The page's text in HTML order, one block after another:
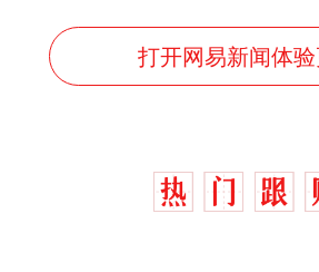
打开网易新闻体